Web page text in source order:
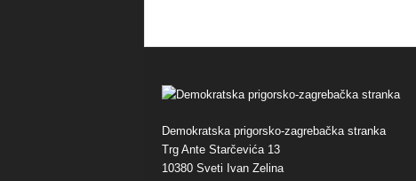
Demokratska prigorsko-zagrebačka stranka
Trg Ante Starčevića 13
10380 Sveti Ivan Zelina